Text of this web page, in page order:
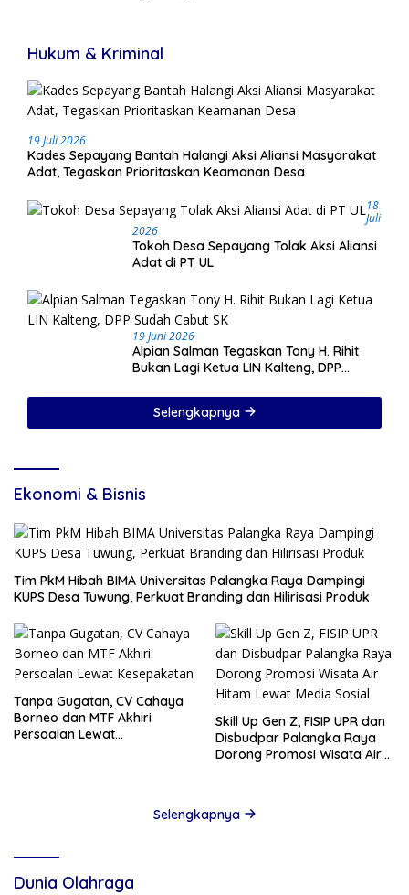
Hukum & Kriminal
19 Juli 2026
Kades Sepayang Bantah Halangi Aksi Aliansi Masyarakat
Adat, Tegaskan Prioritaskan Keamanan Desa
18
Juli
2026
Tokoh Desa Sepayang Tolak Aksi Aliansi
Adat di PT UL
19 Juni 2026
Alpian Salman Tegaskan Tony H. Rihit
Bukan Lagi Ketua LIN Kalteng, DPP
Selengkapnya
Ekonomi & Bisnis
Tim PkM Hibah BIMA Universitas Palangka Raya Dampingi
KUPS Desa Tuwung, Perkuat Branding dan Hilirisasi Produk
Tanpa Gugatan, CV Cahaya
Borneo dan MTF Akhiri
Persoalan Lewat
Skill Up Gen Z, FISIP UPR dan
Disbudpar Palangka Raya
Dorong Promosi Wisata Air
Selengkapnya
Dunia Olahraga